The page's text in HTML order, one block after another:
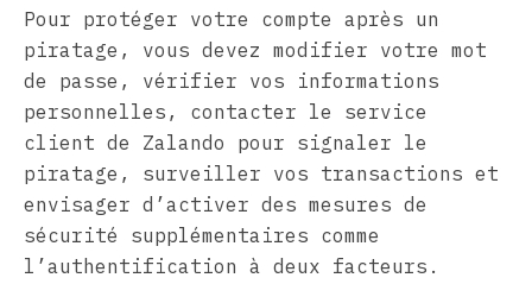
Pour protéger votre compte après un
piratage, vous devez modifier votre mot
de passe, vérifier vos informations
personnelles, contacter le service
client de Zalando pour signaler le
piratage, surveiller vos transactions et
envisager d’activer des mesures de
sécurité supplémentaires comme
l’authentification à deux facteurs.